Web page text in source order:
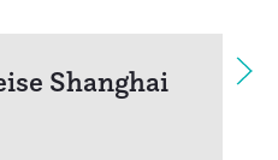
Shanghai